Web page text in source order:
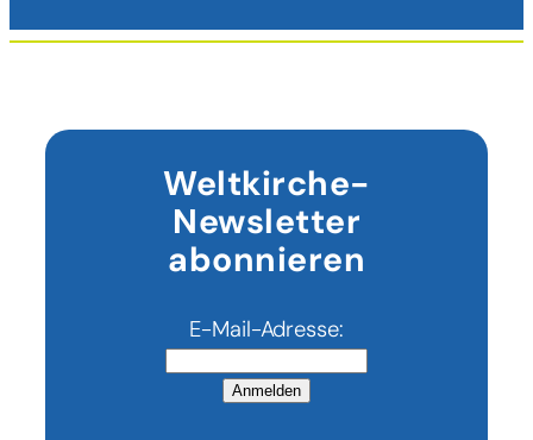
Weltkirche-
Newsletter
abonnieren
E-Mail-Adresse:
Anmelden